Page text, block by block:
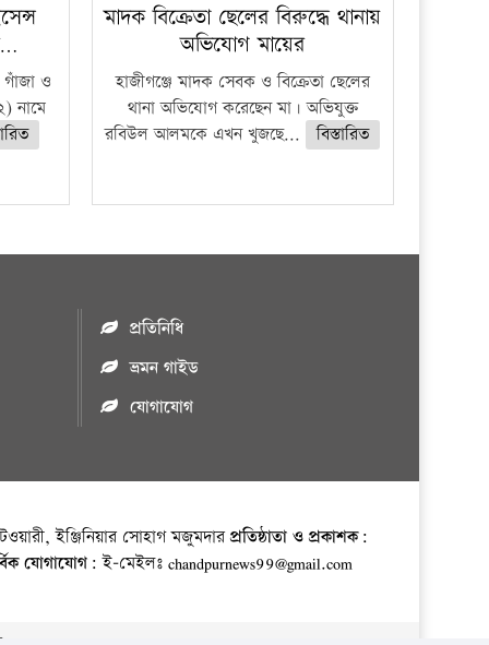
গাঁজা ও
নামে
মাদক বিক্রেতা ছেলের বিরুদ্ধে থানায়
অভিযোগ মায়ের
হাজীগঞ্জে মাদক সেবক ও বিক্রেতা ছেলের
থানা অভিযোগ করেছেন মা। অভিযুক্ত
রবিউল আলমকে এখন খুজছে...
বিস্তারিত
প্রতিনিধি
ভ্রমন গাইড
যোগাযোগ
ইঞ্জিনিয়ার সোহাগ মজুমদারপ্রতিষ্ঠাতা ও প্রকাশক:
যোগাযোগ: ই-মেইলঃ chandpurnews99@gmail.com